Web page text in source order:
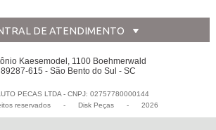
DE ATENDIMENTO
Kaesemodel, 1100 Boehmerwald
615 - São Bento do Sul - SC
PECAS LTDA - CNPJ: 02757780000144
reservados
- Disk Peças - 2026